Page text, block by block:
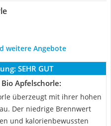
weitere Angebote
SEHR GUT
Apfelschorle:
überzeugt mit ihrer hohen
Der niedrige Brennwert
und kalorienbewussten